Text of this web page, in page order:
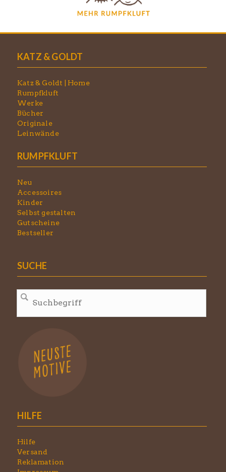
KATZ & GOLDT
Katz & Goldt | Home
Rumpfkluft
Werke
Bücher
Originale
Leinwände
RUMPFKLUFT
Neu
Accessoires
Kinder
Selbst gestalten
Gutscheine
Bestseller
SUCHE
HILFE
Hilfe
Versand
Reklamation